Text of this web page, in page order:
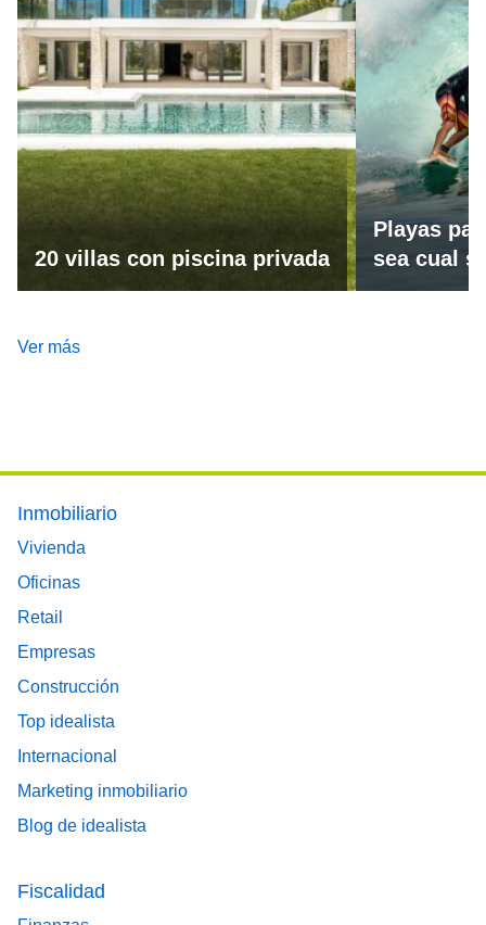
20 villas con piscina privada
Playas
sea cual
Ver más
Footer main menu
Inmobiliario
Vivienda
Oficinas
Retail
Empresas
Construcción
Top idealista
Internacional
Marketing inmobiliario
Blog de idealista
Fiscalidad